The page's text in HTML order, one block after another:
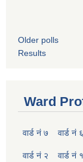
Older polls
Results
Ward
वार्ड नं ७ वार्ड नं ६
वार्ड नं २ वार्ड नं १